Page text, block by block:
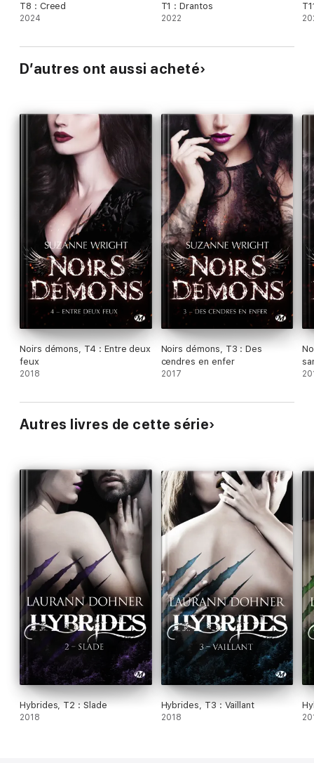
T8 : Creed
2024
T1 : Drantos
2022
D’autres ont aussi acheté
Noirs démons, T4 : Entre deux
feux
2018
Noirs démons, T3 : Des
cendres en enfer
2017
Autres livres de cette série
Hybrides, T2 : Slade
2018
Hybrides, T3 : Vaillant
2018